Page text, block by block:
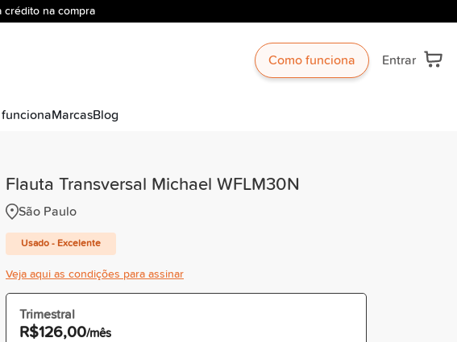
crédito na compra
Como funciona Entrar
MarcasBlog
Flauta Transversal Michael WFLM30N
São Paulo
Usado - Excelente
Veja aqui as condições para assinar
Trimestral
R$126,00/mês